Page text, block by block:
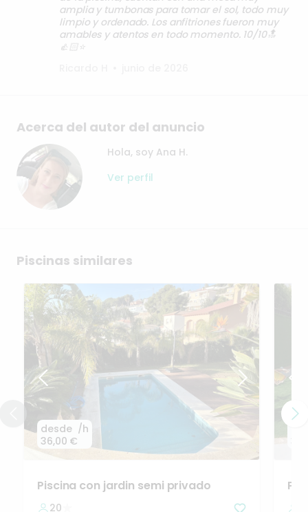
amplia y tumbonas para tomar el sol, todo muy
limpio y ordenado. Los anfitriones fueron muy
amables y atentos en todo momento. 10/10🔝
👍🏻⭐️
Acerca del autor del anuncio
Hola, soy Ana H.
Ver perfil
Piscinas similares
desde
36,00 €
/h
Piscina con jardin semi privado
20